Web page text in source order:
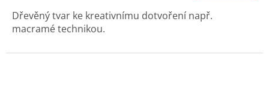
Dřevěný tvar ke kreativnímu dotvoření např.
macramé technikou.